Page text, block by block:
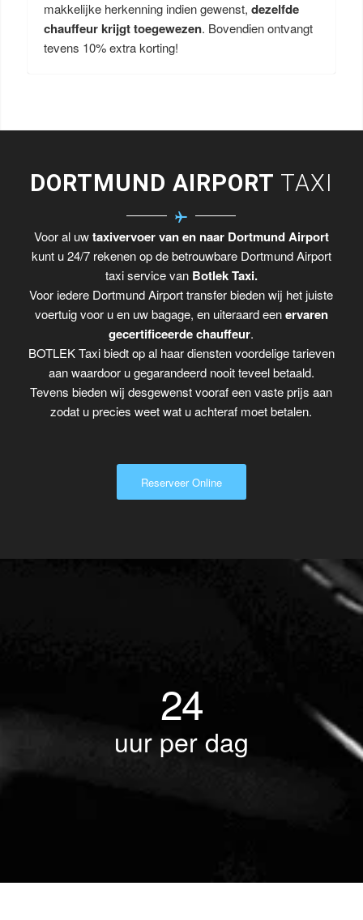
makkelijke herkenning indien gewenst, dezelfde
chauffeur krijgt toegewezen. Bovendien ontvangt
tevens 10% extra korting!
DORTMUND AIRPORT TAXI
Voor al uwtaxivervoer van en naar Dortmund Airport
kunt u 24/7 rekenen op de betrouwbare Dortmund Airport
taxi service van Botlek Taxi.
Voor iedere Dortmund Airport transfer bieden wij het juiste
voertuig voor u en uw bagage, en uiteraard eenervaren
gecertificeerde chauffeur.
BOTLEK Taxi biedt op al haar diensten voordelige tarieven
aan waardoor u gegarandeerd nooit teveel betaald.
Tevens bieden wij desgewenst vooraf een vaste prijs aan
zodat u precies weet wat u achteraf moet betalen.
Reserveer Online
24
uur per dag